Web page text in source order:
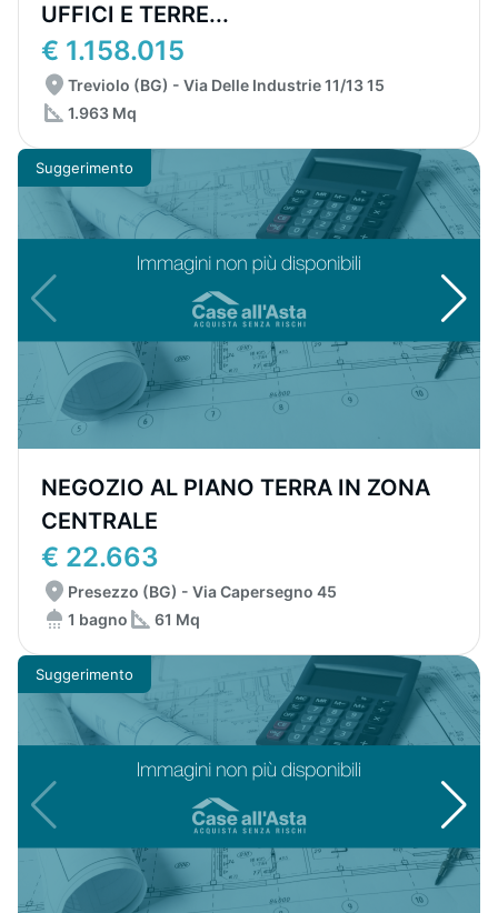
UFFICI E TERRE...
€ 1.158.015
Treviolo (BG) - Via Delle Industrie 11/13 15
1.963 Mq
Suggerimento
NEGOZIO AL PIANO TERRA IN ZONA
CENTRALE
€ 22.663
Presezzo (BG) - Via Capersegno 45
1 bagno
61 Mq
Suggerimento